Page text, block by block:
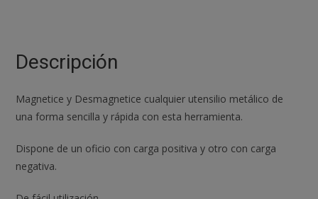
Descripción
Magnetice y Desmagnetice cualquier utensilio metálico de
una forma sencilla y rápida con esta herramienta.
Dispone de un oficio con carga positiva y otro con carga
negativa.